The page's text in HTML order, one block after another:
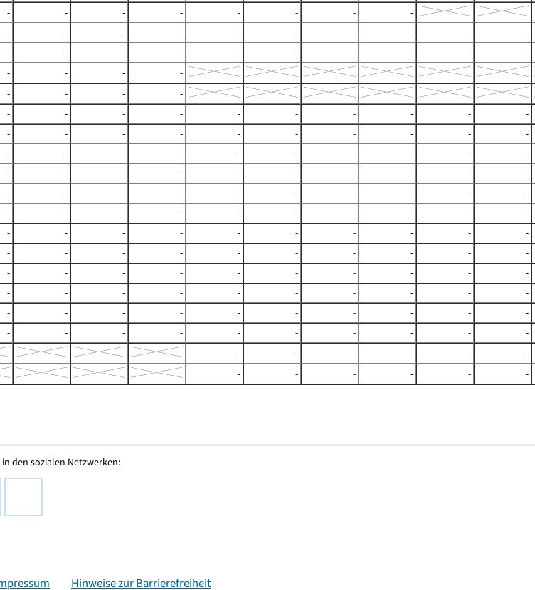
- - - - - - -
-
- - - - - - - - -
-
- - - - - - - - -
-
- - -
-
- - -
-
- - - - - - - - -
-
- - - - - - - - -
-
- - - - - - - - -
-
- - - - - - - - -
-
- - - - - - - - -
-
- - - - - - - - -
-
- - - - - - - - -
-
- - - - - - - - -
-
- - - - - - - - -
-
- - - - - - - - -
-
- - - - - - - - -
-
- - - - - - - - -
-
- - - - -
-
- - - - - -
den sozialen Netzwerken:
Hinweise zur Barrierefreiheit